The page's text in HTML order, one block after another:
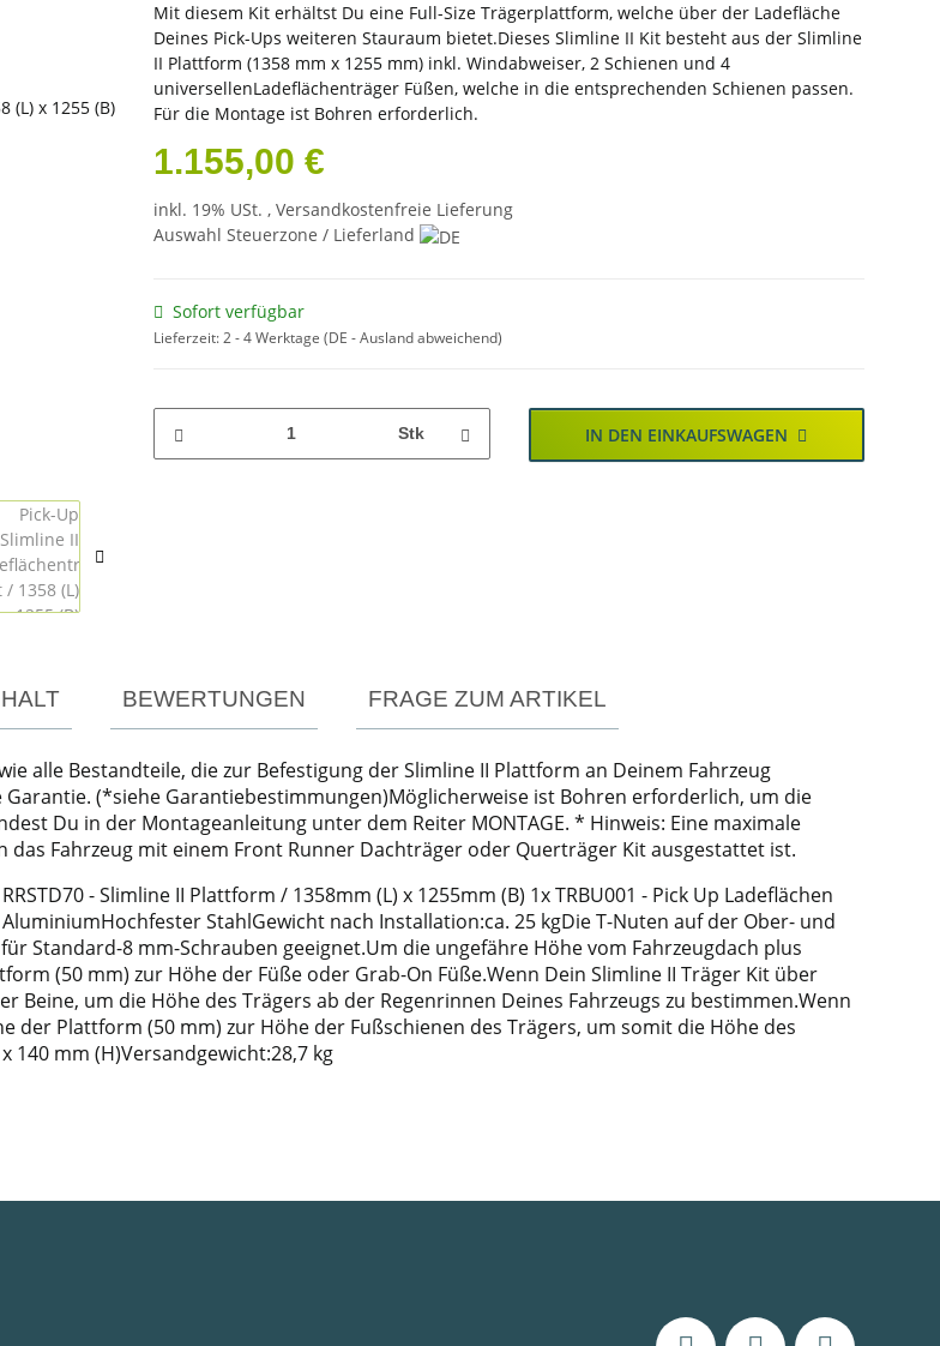
Mit diesem Kit erhältst Du eine Full-Size Trägerplattform, welche über der Ladefläche
Deines Pick-Ups weiteren Stauraum bietet.Dieses Slimline II Kit besteht aus der Slimline
II Plattform (1358 mm x 1255 mm) inkl. Windabweiser, 2 Schienen und 4
universellenLadeflächenträger Füßen, welche in die entsprechenden Schienen passen.
Für die Montage ist Bohren erforderlich.
1.155,00 €
inkl. 19% USt. , Versandkostenfreie Lieferung
Auswahl Steuerzone / Lieferland
Sofort verfügbar
Lieferzeit:2 - 4 Werktage (DE - Ausland abweichend)
Stk IN DEN EINKAUFSWAGEN
BEWERTUNGEN FRAGE ZUM ARTIKEL
alle Bestandteile, die zur Befestigung der Slimline II Plattform an Deinem Fahrzeug
(*siehe Garantiebestimmungen)Möglicherweise ist Bohren erforderlich, um die
Du in der Montageanleitung unter dem Reiter MONTAGE. * Hinweis: Eine maximale
Fahrzeug mit einem Front Runner Dachträger oder Querträger Kit ausgestattet ist.
- Slimline II Plattform / 1358mm (L) x 1255mm (B) 1x TRBU001 - Pick Up Ladeflächen
StahlGewicht nach Installation:ca. 25 kgDie T-Nuten auf der Ober- und
Standard-8 mm-Schrauben geeignet.Um die ungefähre Höhe vom Fahrzeugdach plus
(50 mm) zur Höhe der Füße oder Grab-On Füße.Wenn Dein Slimline II Träger Kit über
um die Höhe des Trägers ab der Regenrinnen Deines Fahrzeugs zu bestimmen.Wenn
der Plattform (50 mm) zur Höhe der Fußschienen des Trägers, um somit die Höhe des
140 mm (H)Versandgewicht:28,7 kg